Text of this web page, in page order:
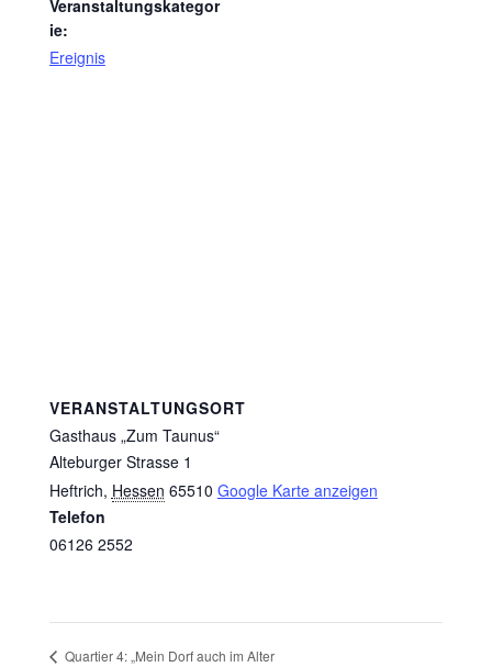
Veranstaltungskategor
ie:
Ereignis
VERANSTALTUNGSORT
Gasthaus „Zum Taunus“
Alteburger Strasse 1
Heftrich, Hessen 65510 Google Karte anzeigen
Telefon
06126 2552
Quartier 4: „Mein Dorf auch im Alter